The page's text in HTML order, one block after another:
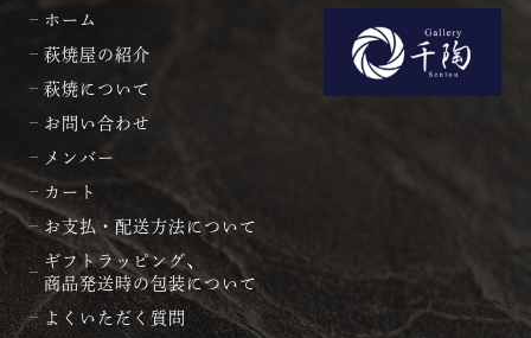
ホーム
萩焼屋の紹介
萩焼について
お問い合わせ
メンバー
カート
お支払・配送方法について
ギフトラッピング、
商品発送時の包装について
よくいただく質問